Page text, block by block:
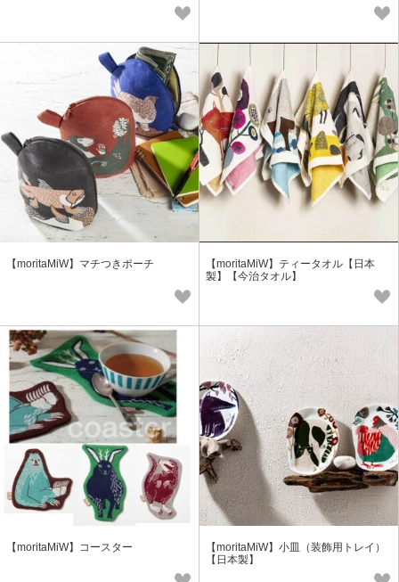
【moritaMiW】マチつきポーチ
【moritaMiW】ティータオル【日本
製】【今治タオル】
【moritaMiW】コースター
【moritaMiW】小皿（装飾用トレイ）
【日本製】